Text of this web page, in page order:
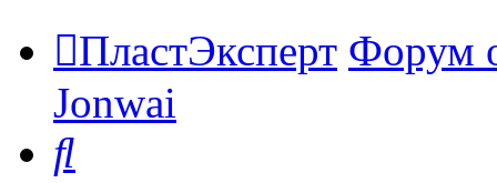
ПластЭксперт Форум
Jonwai